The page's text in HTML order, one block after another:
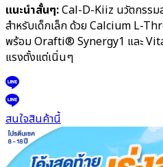
สนใจสินค้านี้
F
Cal-D-Kiiz เสริมความสูงลูก
F ASH SALE 790 บาท1,990 บา
สำหรับเด็กอายุ 1 ปีขึ้นไป
จัดส่